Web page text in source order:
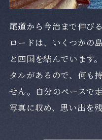
尾道から今治まで伸び
ロードは、いくつかの
と四国を結んでいます
タルがあるので、何も
せん。自分のペースで
写真に収め、思い出を